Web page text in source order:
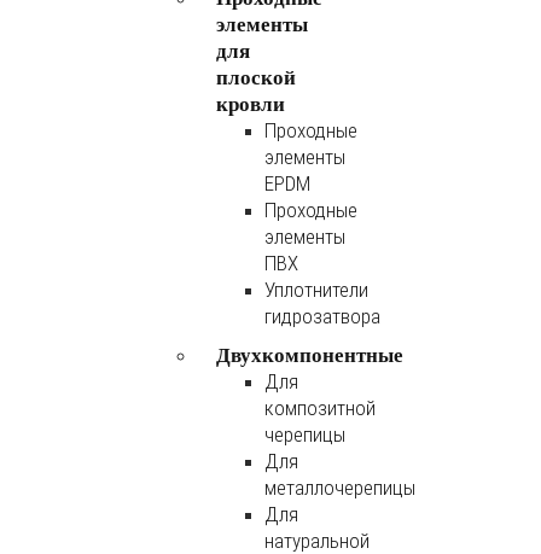
элементы
для
плоской
кровли
Проходные
элементы
EPDM
Проходные
элементы
ПВХ
Уплотнители
гидрозатвора
Двухкомпонентные
Для
композитной
черепицы
Для
металлочерепицы
Для
натуральной